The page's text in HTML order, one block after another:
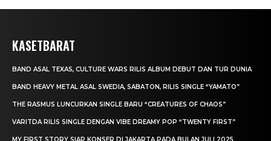
KASETBARAT
BAND ASAL TEXAS, CULTURE WARS RILIS ALBUM DEBUT DAN TUR DUNIA
BAND HEAVY METAL ASAL SWEDIA, SABATON, RILIS SINGLE “YAMATO”
THE RASMUS LUNCURKAN SINGLE BARU “CREATURES OF CHAOS”
VARITDA RILIS SINGLE DENGAN VIBE DREAMY POP “TWENTY FIRST”